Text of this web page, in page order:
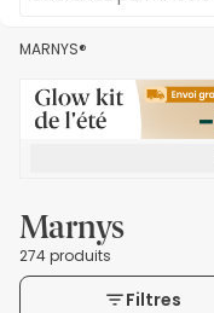
MARNYS®
Marnys
274 produits
Filtres